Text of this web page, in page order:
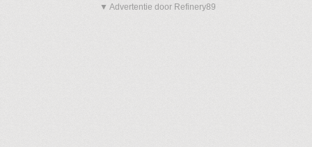
▼ Advertentie door Refinery89